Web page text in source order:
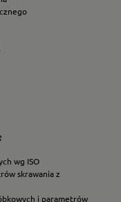
wg ISO
skrawania z
i parametrów